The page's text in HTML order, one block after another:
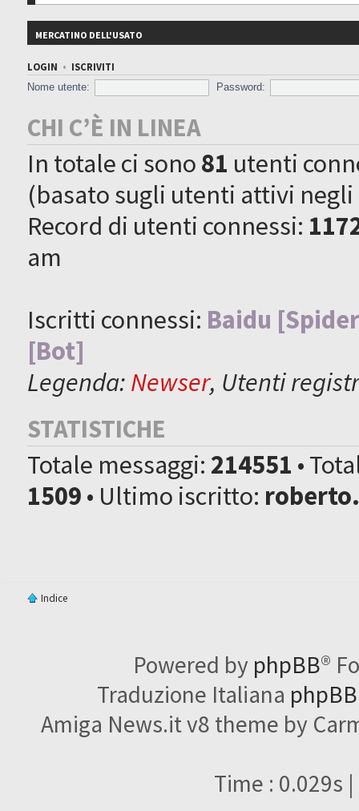
MERCATINO DELL'USATO
LOGIN • ISCRIVITI
Nome utente:
Password:
CHI C’È IN LINEA
In totale ci sono81 utenti
(basato sugli utenti attivi
Record di utenti connessi:
am
Iscritti connessi: Baidu
[Bot]
Legenda:Newser, Utenti
STATISTICHE
Totale messaggi: 214551 •
1509• Ultimo iscritto:
Indice
Powered by phpBB®
Traduzione Italiana
Amiga News.it v8 theme by
Time : 0.029s